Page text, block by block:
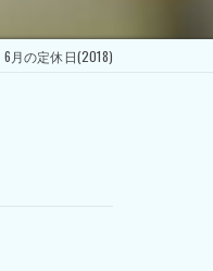
月の定休日(2018)